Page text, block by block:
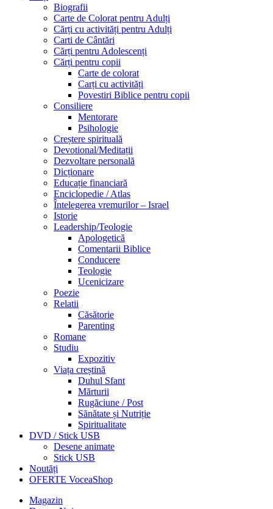
Biografii
Carte de Colorat pentru Adulți
Cărți cu activități pentru Adulți
Carti de Cântări
Cărți pentru Adolescenți
Cărți pentru copii
Carte de colorat
Carți cu activități
Povestiri Biblice pentru copii
Consiliere
Mentorare
Psihologie
Creștere spirituală
Devotional/Meditații
Dezvoltare personală
Dicționare
Educație financiară
Enciclopedie / Atlas
Întelegerea vremurilor – Israel
Istorie
Leadership/Teologie
Apologetică
Comentarii Biblice
Conducere
Teologie
Ucenicizare
Poezie
Relatii
Căsătorie
Parenting
Romane
Studiu
Expozitiv
Viața creștină
Duhul Sfant
Mărturii
Rugăciune / Post
Sănătate și Nutriție
Spiritualitate
DVD / Stick USB
Desene animate
Stick USB
Noutăți
OFERTE VoceaShop
Magazin